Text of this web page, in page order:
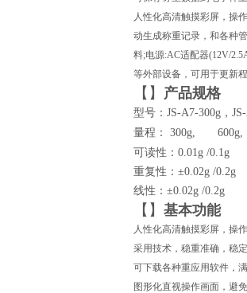
人性化高清触摸彩屏，操
动生成称重记录，和各种
料;电源:AC适配器(12V/
等外部设备，可用于更新
【 】 产品规格
型号： JS-A7-300g ，
量程： 300g, 6
可读性：0.01g /0.1g
重复性：±0.02g /0.2g
线性：±0.02g /0.2g
【 】 基本功能
人性化高清触摸彩屏，操
采用技术，稳重准确，稳
可下载各种重应用软件，
图形化直视操作画面，避